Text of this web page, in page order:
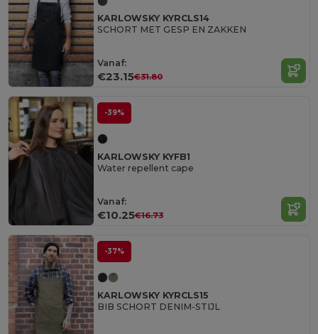
KARLOWSKY KYRCLS14
SCHORT MET GESP EN ZAKKEN
Vanaf:
€23.15€31.80
-39%
KARLOWSKY KYFB1
Water repellent cape
Vanaf:
€10.25€16.73
-37%
KARLOWSKY KYRCLS15
BIB SCHORT DENIM-STIJL